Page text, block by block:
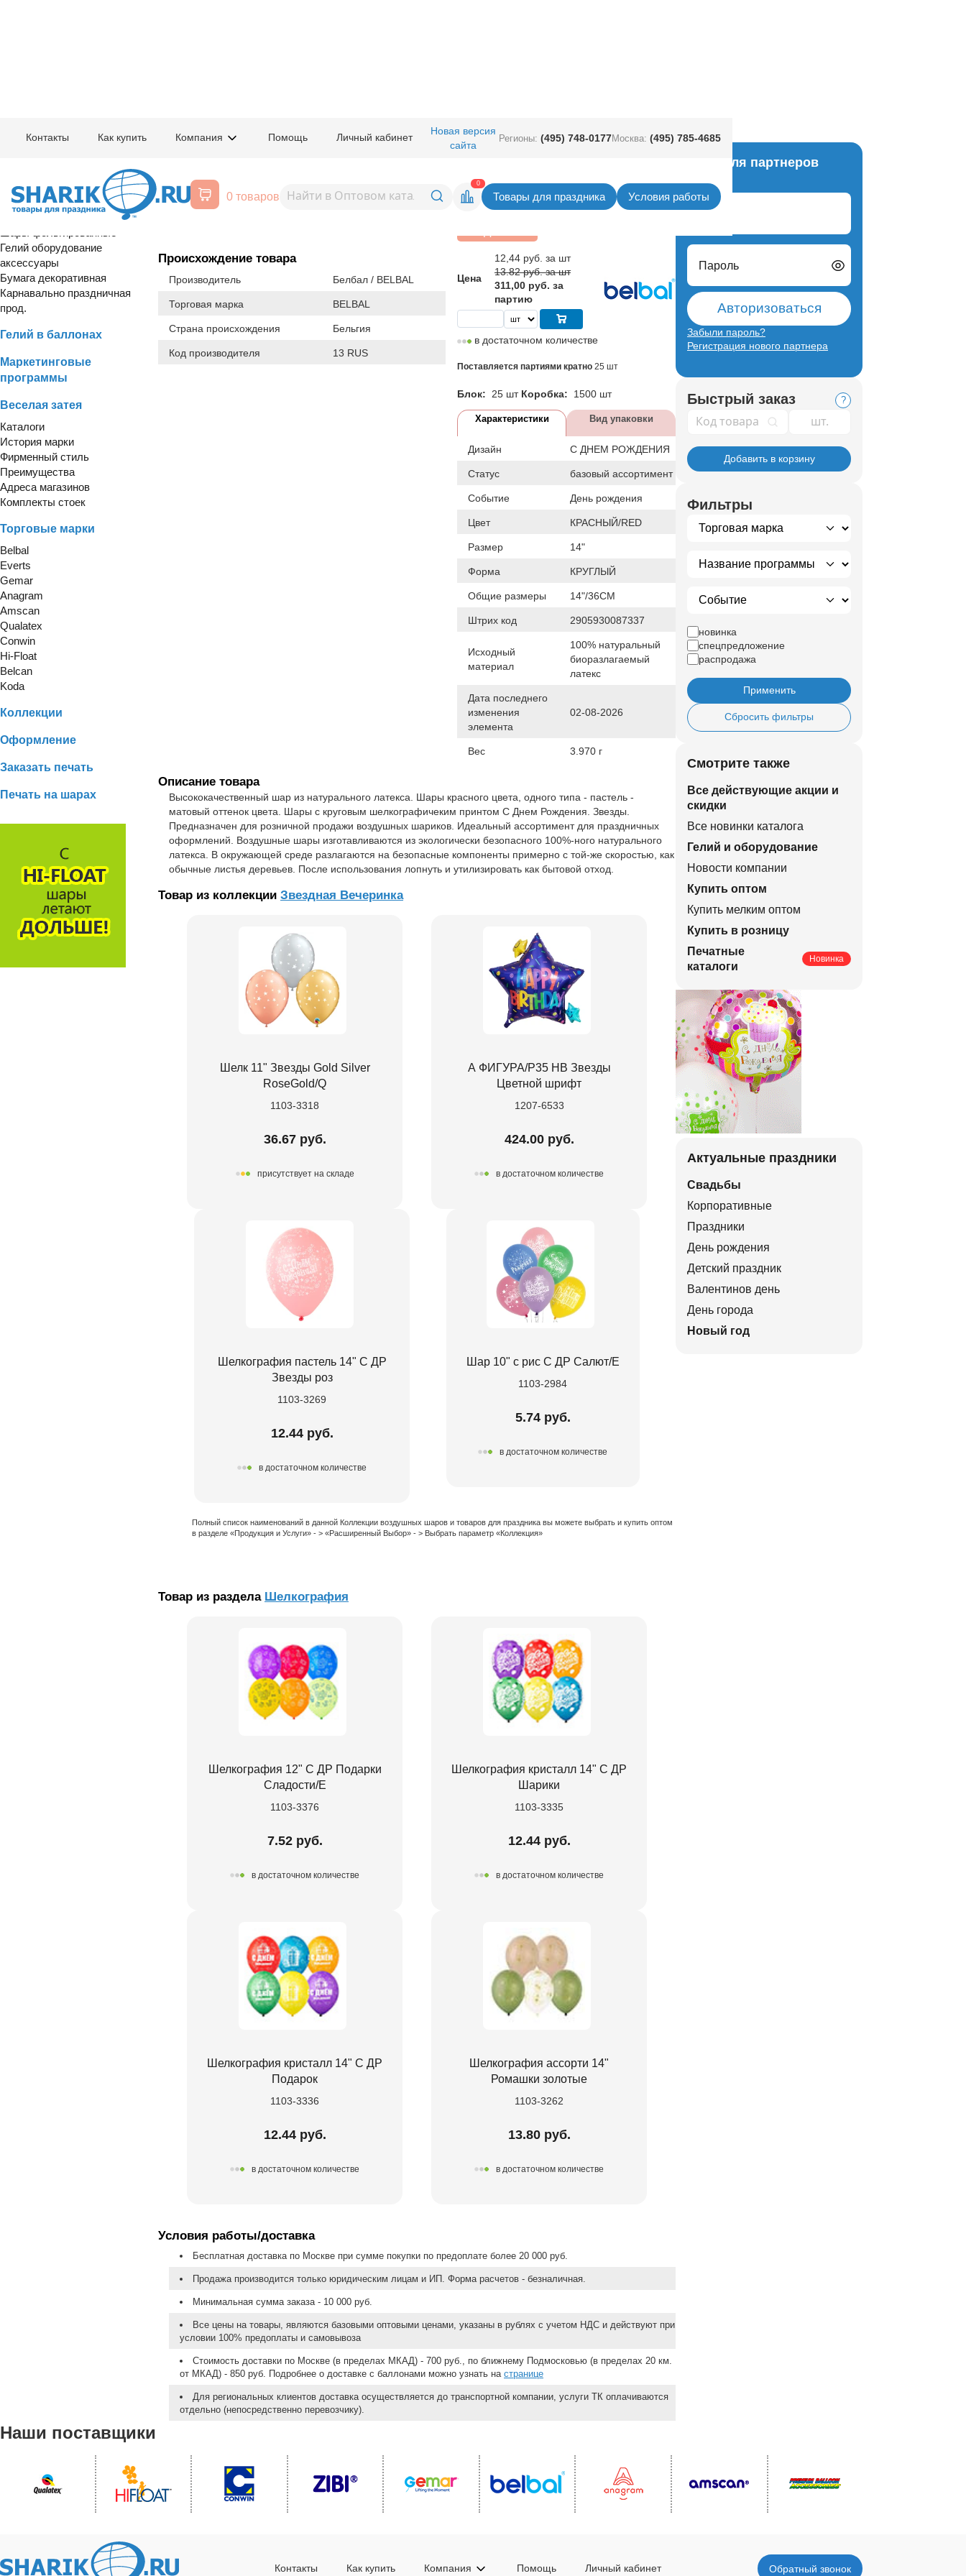
Контакты Как купить Компания Помощь Личный кабинет
Новая версия
сайта
Регионы: (495) 748-0177Москва: (495) 785-4685
0 товаров
0
Товары для праздника Условия работы
Расширенный поиск
Шары латексные
Гелий оборудование
аксессуары
Бумага декоративная
Карнавально праздничная
прод.
Гелий в баллонах
Маркетинговые
программы
Веселая затея
Каталоги
История марки
Фирменный стиль
Преимущества
Адреса магазинов
Комплекты стоек
Торговые марки
Belbal
Everts
Gemar
Anagram
Amscan
Qualatex
Conwin
Hi-Float
Belcan
Koda
Коллекции
Оформление
Заказать печать
Печать на шарах
1103-2856
Звезды крас
Происхождение товара
Производитель Белбал / BELBAL
Торговая марка BELBAL
Страна происхождения Бельгия
Код производителя 13 RUS
Цена
12,44 руб. за шт
13.82 руб. за шт
311,00 руб. за
партию
в достаточном количестве
Поставляется партиями кратно 25 шт
Блок: 25 шт Коробка: 1500 шт
Характеристики Вид упаковки
Дизайн С ДНЕМ РОЖДЕНИЯ
Статус базовый ассортимент
Событие День рождения
Цвет КРАСНЫЙ/RED
Размер 14"
Форма КРУГЛЫЙ
Общие размеры 14"/36СМ
Штрих код 2905930087337
Исходный
материал
100% натуральный
биоразлагаемый
латекс
Дата последнего
изменения
элемента
02-08-2026
Вес 3.970 г
Описание товара
Высококачественный шар из натурального латекса. Шары красного цвета, одного типа - пастель -
матовый оттенок цвета. Шары с круговым шелкографичеким принтом С Днем Рождения. Звезды.
Предназначен для розничной продажи воздушных шариков. Идеальный ассортимент для праздничных
оформлений. Воздушные шары изготавливаются из экологически безопасного 100%-ного натурального
латекса. В окружающей среде разлагаются на безопасные компоненты примерно с той-же скоростью, как
обычные листья деревьев. После использования лопнуть и утилизировать как бытовой отход.
Товар из коллекции Звездная Вечеринка
Шелк 11" Звезды Gold Silver
RoseGold/Q
1103-3318
36.67 руб.
присутствует на складе
А ФИГУРА/P35 HB Звезды
Цветной шрифт
1207-6533
424.00 руб.
в достаточном количестве
Шелкография пастель 14" С ДР
Звезды роз
1103-3269
12.44 руб.
в достаточном количестве
Шар 10" с рис С ДР Салют/Е
1103-2984
5.74 руб.
в достаточном количестве
Полный список наименований в данной Коллекции воздушных шаров и товаров для праздника вы можете выбрать и купить оптом
в разделе «Продукция и Услуги» - > «Расширенный Выбор» - > Выбрать параметр «Коллекция»
Товар из раздела Шелкография
Шелкография 12" С ДР Подарки
Сладости/Е
1103-3376
7.52 руб.
в достаточном количестве
Шелкография кристалл 14" С ДР
Шарики
1103-3335
12.44 руб.
в достаточном количестве
Шелкография кристалл 14" С ДР
Подарок
1103-3336
12.44 руб.
в достаточном количестве
Шелкография ассорти 14"
Ромашки золотые
1103-3262
13.80 руб.
в достаточном количестве
Условия работы/доставка
Бесплатная доставка по Москве при сумме покупки по предоплате более 20 000 руб.
Продажа производится только юридическим лицам и ИП. Форма расчетов - безналичная.
Минимальная сумма заказа - 10 000 руб.
Все цены на товары, являются базовыми оптовыми ценами, указаны в рублях с учетом НДС и действуют при
условии 100% предоплаты и самовывоза
Стоимость доставки по Москве (в пределах МКАД) - 700 руб., по ближнему Подмосковью (в пределах 20 км.
от МКАД) - 850 руб. Подробнее о доставке с баллонами можно узнать на странице
Для региональных клиентов доставка осуществляется до транспортной компании, услуги ТК оплачиваются
отдельно (непосредственно перевозчику).
Вход для партнеров
Логин
Пароль
Авторизоваться
Забыли пароль?
Регистрация нового партнера
Быстрый заказ ?
Код товара
Добавить в корзину
Фильтры
новинка
спецпредложение
распродажа
Применить
Сбросить фильтры
Смотрите также
Все действующие акции и
скидки
Все новинки каталога
Гелий и оборудование
Новости компании
Купить оптом
Купить мелким оптом
Купить в розницу
Печатные
каталоги
Новинка
Актуальные праздники
Свадьбы
Корпоративные
Праздники
День рождения
Детский праздник
Валентинов день
День города
Новый год
Наши поставщики
Контакты Как купить Компания Помощь Личный кабинет Обратный звонок